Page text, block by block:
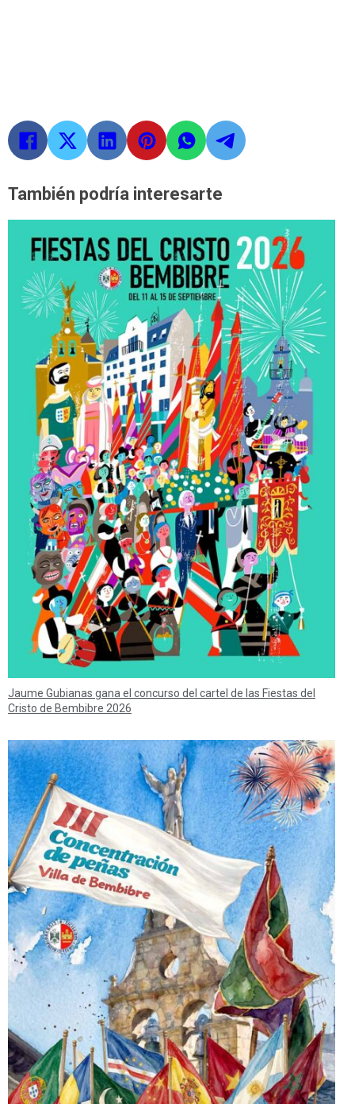
También podría interesarte
Jaume Gubianas gana el concurso del cartel de las Fiestas del
Cristo de Bembibre 2026